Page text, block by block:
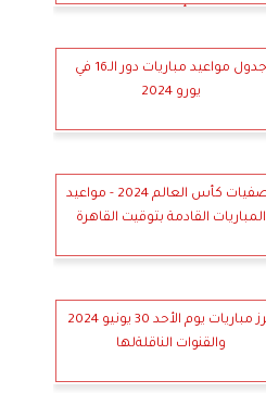
جدول مواعيد مباريات دور الـ16 في
يورو 2024
تصفيات كأس العالم 2024 - مواعيد
المباريات القادمة بتوقيت القاهرة
أبرز مباريات يوم الأحد 30 يونيو 2024
والقنوات الناقلةلها